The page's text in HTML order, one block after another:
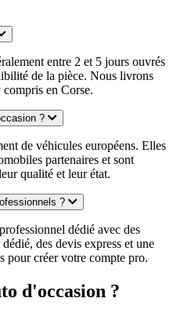
entre 2 et 5 jours ouvrés
de la pièce. Nous livrons
en Corse.
?
de véhicules européens. Elles
partenaires et sont
qualité et leur état.
?
dédié avec des
des devis express et une
pour créer votre compte pro.
d'occasion ?